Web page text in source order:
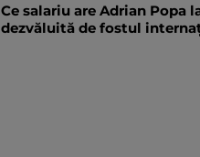
Ce salariu are Adrian Popa
dezvăluită de fostul